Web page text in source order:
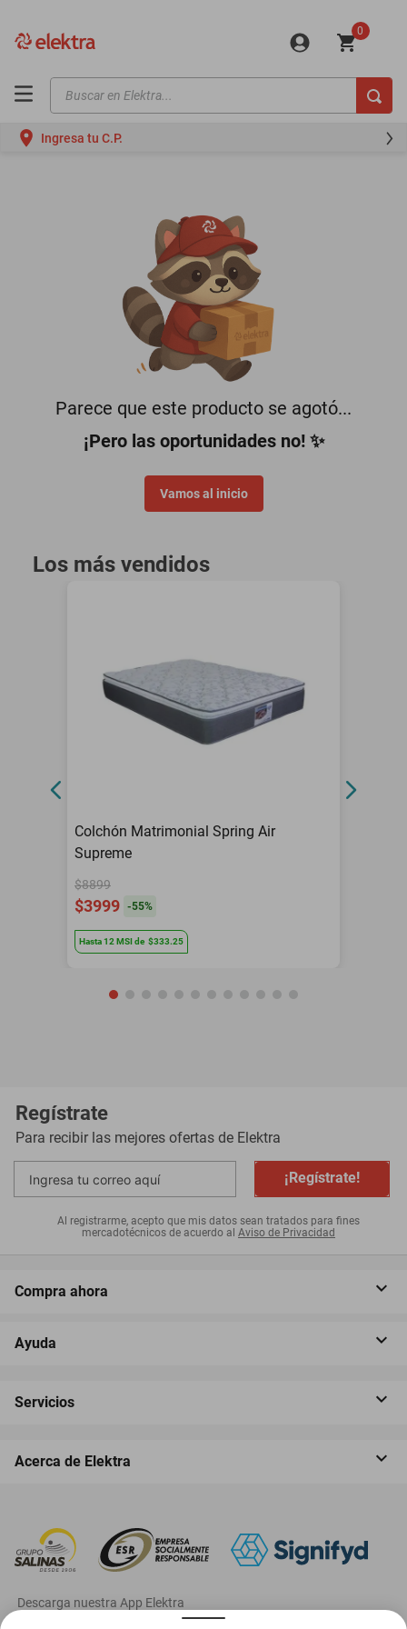
0
Buscar en Elektra...
Ingresa tu C.P.
Parece que este producto se agotó...
¡Pero las oportunidades no! ✨
Vamos al inicio
Los más vendidos
Colchón Matrimonial Spring Air
Supreme
$8899
$3999 -55%
Hasta12 MSIde $333.25
Regístrate
Para recibir las mejores ofertas de Elektra
¡Regístrate!
Al registrarme, acepto que mis datos sean tratados para fines
mercadotécnicos de acuerdo al Aviso de Privacidad
Compra ahora
Ayuda
Servicios
Acerca de Elektra
‎ Descarga nuestra App Elektra
motos
motoneta
oppo